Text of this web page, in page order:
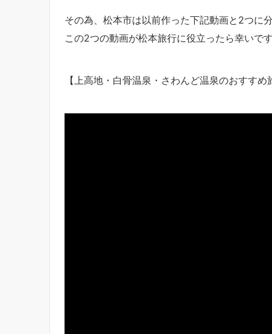
その為、松本市は以前作った下記動画と2つに
この2つの動画が松本旅行に役立ったら幸いで
【上高地・白骨温泉・さわんど温泉のおすすめ